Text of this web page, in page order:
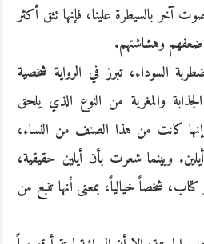
آخر بالسيطرة علينا، فإنها تثق أكثر
وهشاشتهم.
السوداء، تبرز في الرواية شخصية
والمغرية من النوع الذي يلحق
كانت من هذا الصنف من النساء،
وبينما شعرت بأن أيلين حقيقية،
شخصاً خيالياً، بمعنى أنها تنبع من